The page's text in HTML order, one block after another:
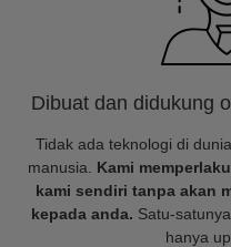
Dibuat dan didukung
Tidak ada teknologi di
manusia. Kami
kami sendiri tanpa akan
kepada anda. Satu-
hanya